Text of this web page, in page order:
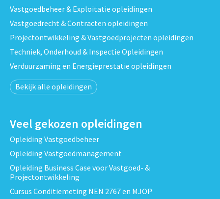
Vastgoedbeheer & Exploitatie opleidingen
Vastgoedrecht & Contracten opleidingen
Projectontwikkeling & Vastgoedprojecten opleidingen
Techniek, Onderhoud & Inspectie Opleidingen
Verduurzaming en Energieprestatie opleidingen
Bekijk alle opleidingen
Veel gekozen opleidingen
Opleiding Vastgoedbeheer
Opleiding Vastgoedmanagement
Opleiding Business Case voor Vastgoed- &
Projectontwikkeling
Cursus Conditiemeting NEN 2767 en MJOP